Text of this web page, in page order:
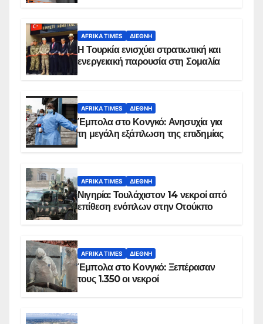
AFRIKA TIMES ΔΙΕΘΝΉ
Η Τουρκία ενισχύει στρατιωτική και
ενεργειακή παρουσία στη Σομαλία
AFRIKA TIMES ΔΙΕΘΝΉ
Έμπολα στο Κονγκό: Ανησυχία για
τη μεγάλη εξάπλωση της επιδημίας
AFRIKA TIMES ΔΙΕΘΝΉ
Νιγηρία: Τουλάχιστον 14 νεκροί από
επίθεση ενόπλων στην Οτούκπο
AFRIKA TIMES ΔΙΕΘΝΉ
Έμπολα στο Κονγκό: Ξεπέρασαν
τους 1.350 οι νεκροί